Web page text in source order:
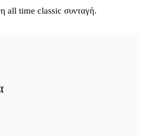
all time classic συνταγή.